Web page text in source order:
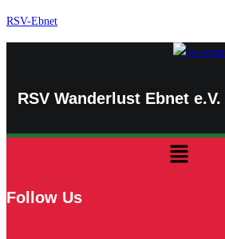
Zum
Inhalt
RSV-Ebnet
RSV Wanderlust Ebnet e.V.
Menü
Follow Us